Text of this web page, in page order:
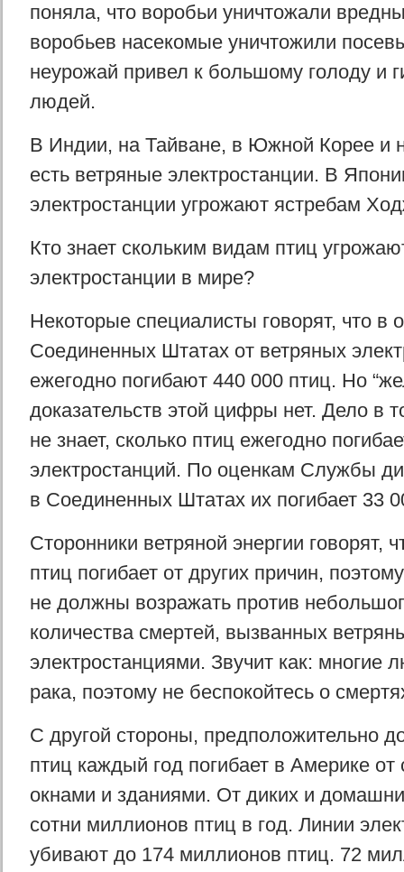
поняла, что воробьи уничтожали
воробьев насекомые уничтожили
неурожай привел к большому голоду и
людей.
В Индии, на Тайване, в Южной Корее и
есть ветряные электростанции. В
электростанции угрожают ястребам
Кто знает скольким видам птиц
электростанции в мире?
Некоторые специалисты говорят, что в
Соединенных Штатах от ветряных
ежегодно погибают 440 000 птиц. Но
доказательств этой цифры нет. Дело в
не знает, сколько птиц ежегодно
электростанций. По оценкам Службы
в Соединенных Штатах их погибает 33
Сторонники ветряной энергии говорят,
птиц погибает от других причин,
не должны возражать против
количества смертей, вызванных
электростанциями. Звучит как: многие
рака, поэтому не беспокойтесь о
С другой стороны, предположительно
птиц каждый год погибает в Америке от
окнами и зданиями. От диких и
сотни миллионов птиц в год. Линии
убивают до 174 миллионов птиц. 72